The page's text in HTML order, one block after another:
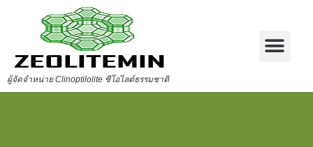
ผู้จัดจำหน่าย Clinoptilolite ซีโอไลต์ธรรมชาติ